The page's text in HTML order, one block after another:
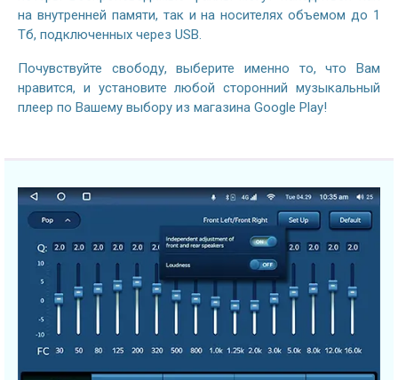
на внутренней памяти, так и на носителях объемом до 1
Тб, подключенных через USB.
Почувствуйте свободу, выберите именно то, что Вам
нравится, и установите любой сторонний музыкальный
плеер по Вашему выбору из магазина Google Play!